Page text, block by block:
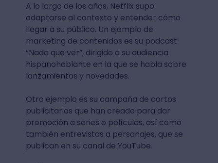
A lo largo de los años, Netflix supo
adaptarse al contexto y entender cómo
llegar a su público. Un ejemplo de
marketing de contenidos es su podcast
“Nada que ver”, dirigido a su audiencia
hispanohablante en la que se habla sobre
lanzamientos y novedades.
Otro ejemplo es su campaña de cortos
publicitarios que han creado para dar
promoción a series o películas, así como
también entrevistas a personajes, que se
publican en su canal de YouTube.